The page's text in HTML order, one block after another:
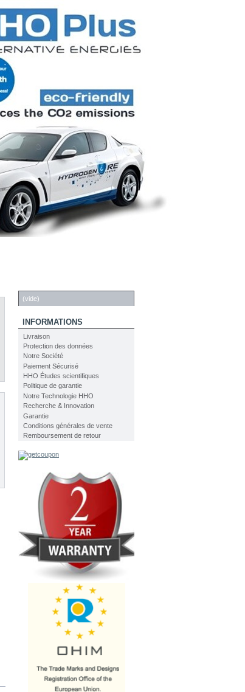
Kit HHO...
(vide)
INFORMATIONS
Livraison
Protection des données
Notre Société
Paiement Sécurisé
HHO Études scientifiques
Politique de garantie
Notre Technologie HHO
Recherche & Innovation
Garantie
Conditions générales de vente
Remboursement de retour